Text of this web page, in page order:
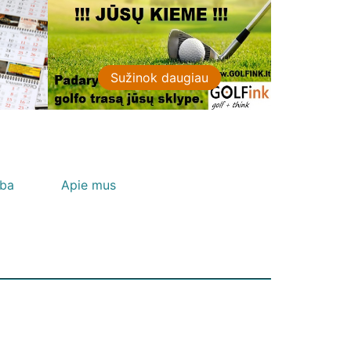
Sužinok daugiau
Apie mus